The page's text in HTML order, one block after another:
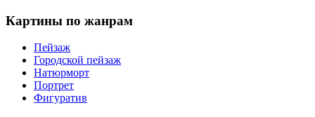
Картины по жанрам
Пейзаж
Городской пейзаж
Натюрморт
Портрет
Фигуратив